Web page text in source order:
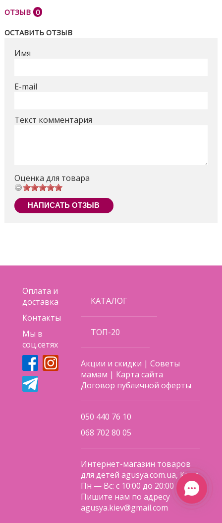
ОТЗЫВ 0
ОСТАВИТЬ ОТЗЫВ
Имя
E-mail
Текст комментария
Оценка для товара
НАПИСАТЬ ОТЗЫВ
Оплата и
доставка
Контакты
Мы в
соц.сетях
КАТАЛОГ
ТОП-20
Акции и скидки |Советы
мамам | Карта сайта
Договор публичной оферты
050 440 76 10
068 702 80 05
Интернет-магазин товаров
для детей agusya.com.ua, Киев
Пн — Вс: с 10:00 до 20:00
Пишите нам по адресу
agusya.kiev@gmail.com